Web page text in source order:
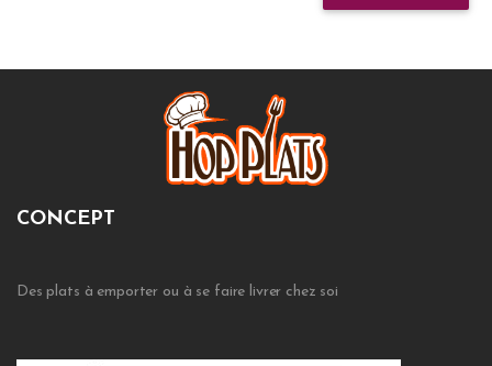
CONCEPT
Des plats à emporter ou à se faire livrer chez soi